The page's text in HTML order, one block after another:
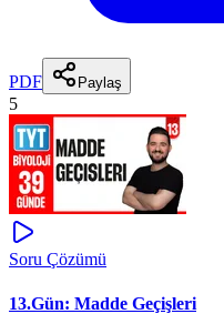
PDF Paylaş
5
Soru Çözümü
13.Gün: Madde Geçişleri